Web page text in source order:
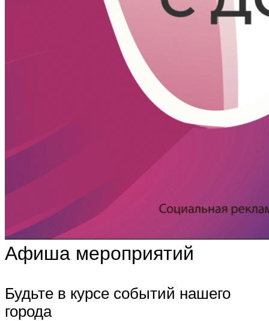
Афиша мероприятий
Будьте в курсе событий нашего
города